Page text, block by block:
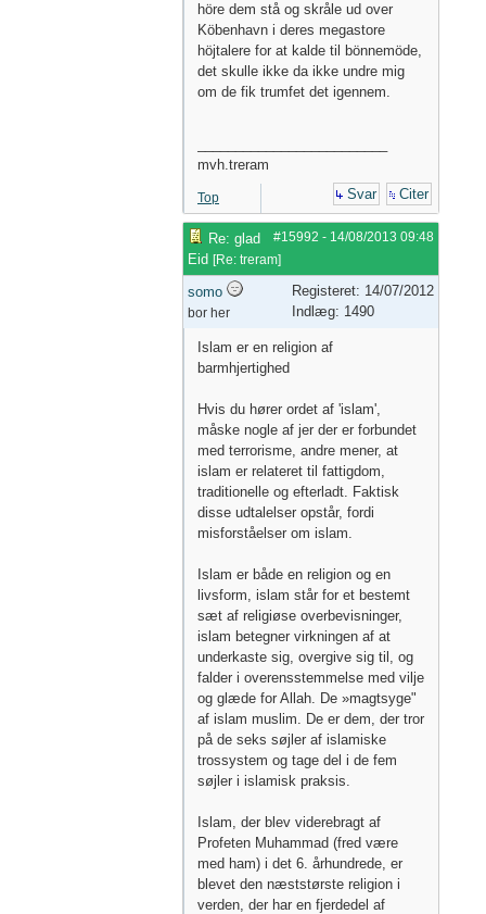
höre dem stå og skråle ud over
Köbenhavn i deres megastore
höjtalere for at kalde til bönnemöde,
det skulle ikke da ikke undre mig
om de fik trumfet det igennem.
mvh.treram
Top Svar Citer
#15992 - 14/08/2013 09:48
Re: glad
Eid [Re: treram]
somo
bor her
Registeret: 14/07/2012
Indlæg: 1490
Islam er en religion af
barmhjertighed
Hvis du hører ordet af 'islam',
måske nogle af jer der er forbundet
med terrorisme, andre mener, at
islam er relateret til fattigdom,
traditionelle og efterladt. Faktisk
disse udtalelser opstår, fordi
misforståelser om islam.
Islam er både en religion og en
livsform, islam står for et bestemt
sæt af religiøse overbevisninger,
islam betegner virkningen af ​​at
underkaste sig, overgive sig til, og
falder i overensstemmelse med vilje
og glæde for Allah. De »magtsyge"
af islam muslim. De er dem, der tror
på de seks søjler af islamiske
trossystem og tage del i de fem
søjler i islamisk praksis.
Islam, der blev viderebragt af
Profeten Muhammad (fred være
med ham) i det 6. århundrede, er
blevet den næststørste religion i
verden, der har en fjerdedel af